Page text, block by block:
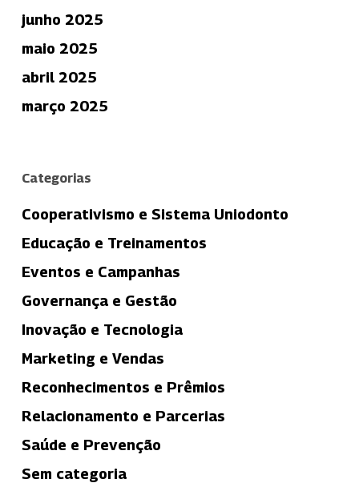
junho 2025
maio 2025
abril 2025
março 2025
Categorias
Cooperativismo e Sistema Uniodonto
Educação e Treinamentos
Eventos e Campanhas
Governança e Gestão
Inovação e Tecnologia
Marketing e Vendas
Reconhecimentos e Prêmios
Relacionamento e Parcerias
Saúde e Prevenção
Sem categoria